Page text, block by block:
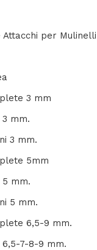
Attacchi per Mulinelli
3 mm
3 mm.
3 mm.
5mm
5 mm.
5 mm.
6,5-9 mm.
6,5-7-8-9 mm.